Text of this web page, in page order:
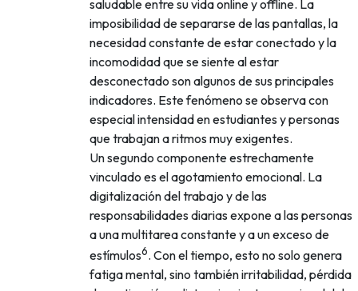
saludable entre su vida online y offline. La
imposibilidad de separarse de las pantallas, la
necesidad constante de estar conectado y la
incomodidad que se siente al estar
desconectado son algunos de sus principales
indicadores. Este fenómeno se observa con
especial intensidad en estudiantes y personas
que trabajan a ritmos muy exigentes.
Un segundo componente estrechamente
vinculado es el agotamiento emocional. La
digitalización del trabajo y de las
responsabilidades diarias expone a las personas
a una multitarea constante y a un exceso de
estímulos6. Con el tiempo, esto no solo genera
fatiga mental, sino también irritabilidad, pérdida